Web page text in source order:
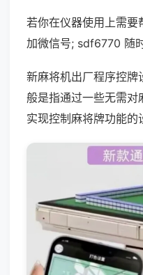
若你在仪器使用上需要
加微信号; sdf6770 随
新麻将机出厂程序控牌
般是指通过一些无需对
实现控制麻将牌功能的